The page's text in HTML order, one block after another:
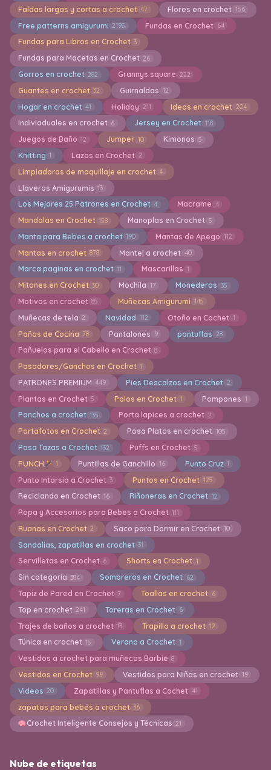
Faldas largas y cortas a crochet 47 Flores en crochet 156
Free patterns amigurumi 2195 Fundas en Crochet 64
Fundas para Libros en Crochet 3
Fundas para Macetas en Crochet 26
Gorros en crochet 282 Grannys square 222
Guantes en crochet 32 Guirnaldas 12
Hogar en crochet 41 Holiday 211 Ideas en crochet 204
Indiviaduales en crochet 6 Jersey en Crochet 118
Juegos de Baño 12 Jumper 10 Kimonos 5
Knitting 1 Lazos en Crochet 2
Limpiadoras de maquillaje en crochet 4
Llaveros Amigurumis 13
Los Mejores 25 Patrones en Crochet 4 Macrame 4
Mandalas en Crochet 158 Manoplas en Crochet 5
Manta para Bebes a crochet 190 Mantas de Apego 112
Mantas en crochet 878 Mantel a crochet 40
Marca paginas en crochet 11 Mascarillas 1
Mitones en Crochet 30 Mochila 17 Monederos 35
Motivos en crochet 85 Muñecas Amigurumi 145
Muñecas de tela 2 Navidad 112 Otoño en Cochet 1
Paños de Cocina 78 Pantalones 9 pantuflas 28
Pañuelos para el Cabello en Crochet 8
Pasadores/Ganchos en Crochet 1
PATRONES PREMIUM 449 Pies Descalzos en Crochet 2
Plantas en Crochet 5 Polos en Crochet 1 Pompones 1
Ponchos a crochet 135 Porta lapices a crochet 2
Portafotos en Crochet 2 Posa Platos en crochet 105
Posa Tazas a Crochet 132 Puffs en Crochet 5
PUNCH 1 Puntillas de Ganchillo 16 Punto Cruz 1
Punto Intarsia a Crochet 3 Puntos en Crochet 125
Reciclando en Crochet 16 Riñoneras en Crochet 12
Ropa y Accesorios para Bebes a Crochet 111
Ruanas en Crochet 2 Saco para Dormir en Crochet 10
Sandalias, zapatillas en crochet 31
Servilletas en Crochet 6 Shorts en Crochet 1
Sin categoría 384 Sombreros en Crochet 62
Tapiz de Pared en Crochet 7 Toallas en crochet 6
Top en crochet 241 Toreras en Crochet 6
Trajes de baños a crochet 13 Trapillo a crochet 12
Túnica en crochet 15 Verano a Crochet 1
Vestidos a crochet para muñecas Barbie 8
Vestidos en Crochet 99 Vestidos para Niñas en crochet 19
Videos 20 Zapatillas y Pantuflas a Cochet 41
zapatos para bebés a crochet 36
Crochet Inteligente Consejos y Técnicas 21
Nube de etiquetas